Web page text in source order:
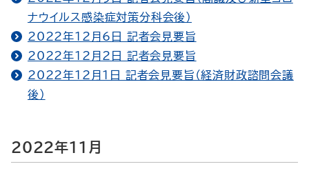
ナウイルス感染症対策分科会後）
2022年12月6日 記者会見要旨
2022年12月2日 記者会見要旨
2022年12月1日 記者会見要旨（経済財政諮問会議
後）
2022年11月